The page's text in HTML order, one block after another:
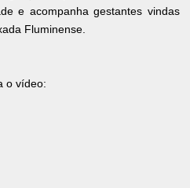
e acompanha gestantes vindas
Fluminense.
o vídeo: